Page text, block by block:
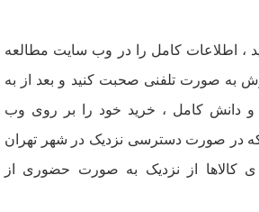
، اطلاعات کامل را در وب سایت مطالعه
به صورت تلفنی صحبت کنید و بعد از به
دانش کامل ، خرید خود را بر روی وب
در صورت دسترسی نزدیک در شهر تهران
ی کالاها از نزدیک به صورت حضوری از